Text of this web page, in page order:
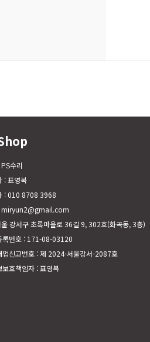
수리
: 표영복
: 010 8708 3968
miryun2@gmail.com
강서구 초록마을로 36길 9, 302호(화곡동, 3층)
록번호 : 171-08-03120
업신고번호 : 제 2024-서울강서-2087호
보호책임자 : 표영복